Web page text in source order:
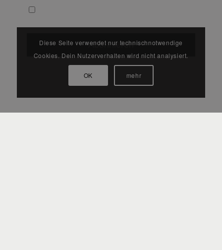
Diese Seite verwendet nur technischnotwendige
Cookies. Dein Nutzerverhalten wird nicht analysiert.
OK mehr